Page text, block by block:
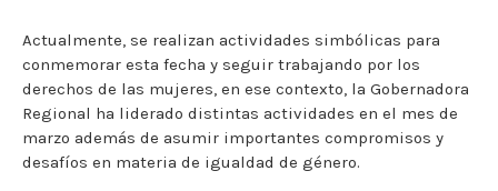
Actualmente, se realizan actividades simbólicas para
conmemorar esta fecha y seguir trabajando por los
derechos de las mujeres, en ese contexto, la Gobernadora
Regional ha liderado distintas actividades en el mes de
marzo además de asumir importantes compromisos y
desafíos en materia de igualdad de género.